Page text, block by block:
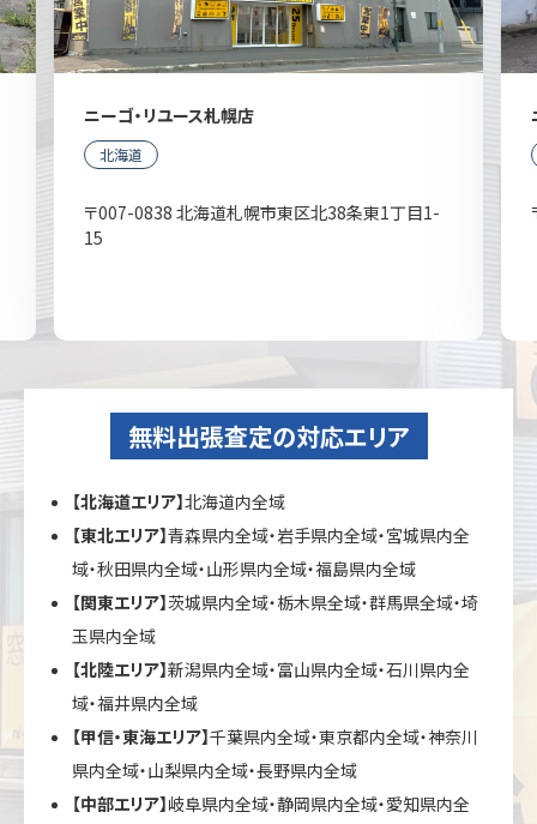
ニーゴ・リユース札幌店
北海道
〒007-0838 北海道札幌市東区北38条東1丁目1-
15
無料出張査定の対応エリア
【北海道エリア】北海道内全域
【東北エリア】青森県内全域・岩手県内全域・宮城県内全
域・秋田県内全域・山形県内全域・福島県内全域
【関東エリア】茨城県内全域・栃木県全域・群馬県全域・埼
玉県内全域
【北陸エリア】新潟県内全域・富山県内全域・石川県内全
域・福井県内全域
【甲信・東海エリア】千葉県内全域・東京都内全域・神奈川
県内全域・山梨県内全域・長野県内全域
【中部エリア】岐阜県内全域・静岡県内全域・愛知県内全